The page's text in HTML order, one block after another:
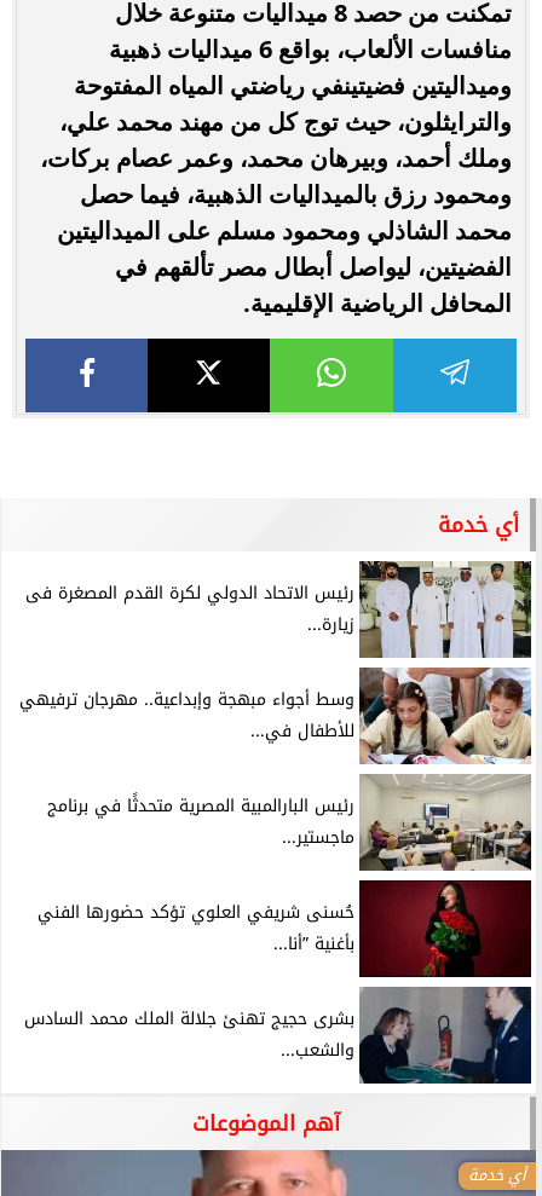
تمكنت من حصد 8 ميداليات متنوعة خلال
منافسات الألعاب، بواقع 6 ميداليات ذهبية
وميداليتين فضيتينفي رياضتي المياه المفتوحة
والترايثلون، حيث توج كل من مهند محمد علي،
وملك أحمد، وبيرهان محمد، وعمر عصام بركات،
ومحمود رزق بالميداليات الذهبية، فيما حصل
محمد الشاذلي ومحمود مسلم على الميداليتين
الفضيتين، ليواصل أبطال مصر تألقهم في
المحافل الرياضية الإقليمية.
أي خدمة
رئيس الاتحاد الدولي لكرة القدم المصغرة فى
زيارة...
وسط أجواء مبهجة وإبداعية.. مهرجان ترفيهي
للأطفال في...
رئيس البارالمبية المصرية متحدثًا في برنامج
ماجستير...
حُسنى شريفي العلوي تؤكد حضورها الفني
بأغنية ”أنا...
بشرى حجيج تهنئ جلالة الملك محمد السادس
والشعب...
آهم الموضوعات
أي خدمة